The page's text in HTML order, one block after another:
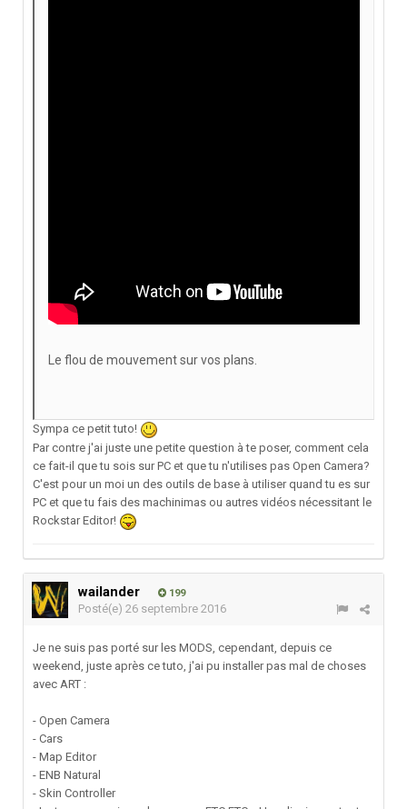
Le flou de mouvement sur vos plans.
Sympa ce petit tuto!
Par contre j'ai juste une petite question à te poser, comment cela
ce fait-il que tu sois sur PC et que tu n'utilises pas Open Camera?
C'est pour un moi un des outils de base à utiliser quand tu es sur
PC et que tu fais des machinimas ou autres vidéos nécessitant le
Rockstar Editor!
wailander 199
Posté(e) 26 septembre 2016
Je ne suis pas porté sur les MODS, cependant, depuis ce
weekend, juste après ce tuto, j'ai pu installer pas mal de choses
avec ART :
- Open Camera
- Cars
- Map Editor
- ENB Natural
- Skin Controller